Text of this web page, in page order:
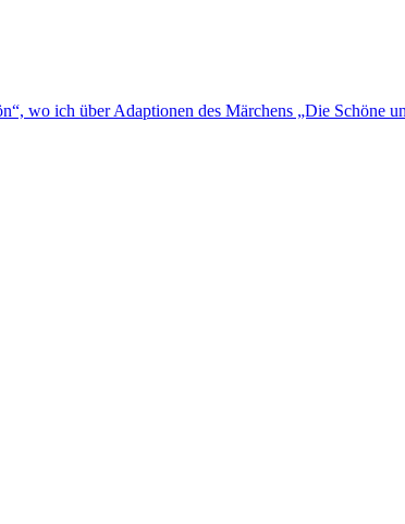
wo ich über Adaptionen des Märchens „Die Schöne